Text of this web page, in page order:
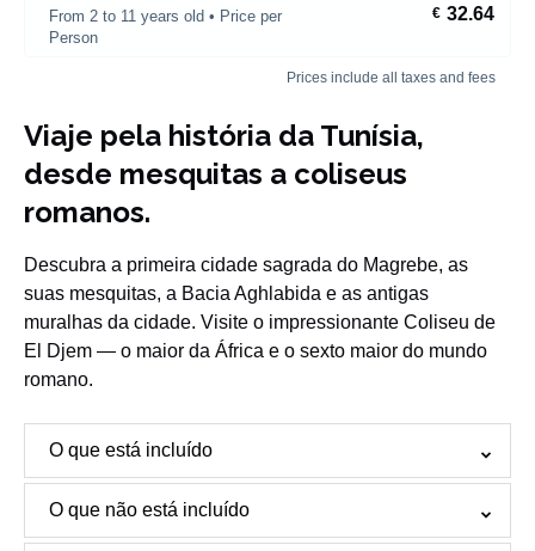
From 2 to 11 years old • Price per
Person
€ 32.64
Prices include all taxes and fees
Viaje pela história da Tunísia,
desde mesquitas a coliseus
romanos.
Descubra a primeira cidade sagrada do Magrebe, as
suas mesquitas, a Bacia Aghlabida e as antigas
muralhas da cidade. Visite o impressionante Coliseu de
El Djem — o maior da África e o sexto maior do mundo
romano.
O que está incluído
O que não está incluído